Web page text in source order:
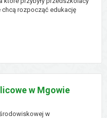
rozpocząć edukację
w Mgowie
w